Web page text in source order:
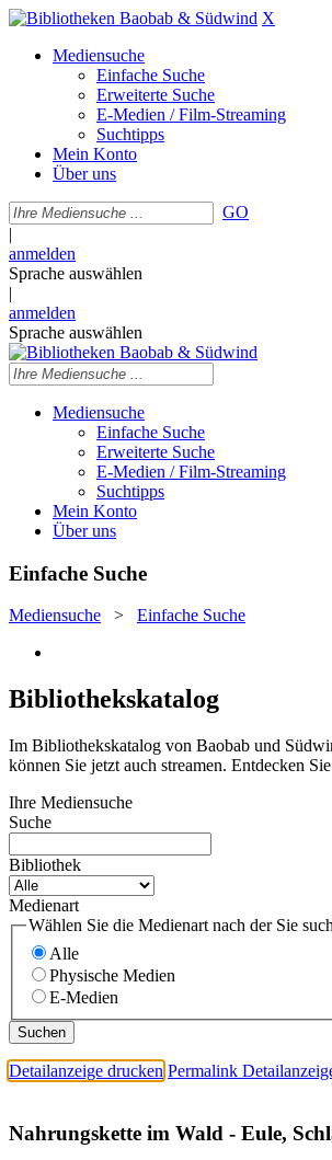
X
Mediensuche
Einfache Suche
Erweiterte Suche
E-Medien / Film-Streaming
Suchtipps
Mein Konto
Über uns
GO
|
anmelden
Sprache auswählen
|
anmelden
Sprache auswählen
Mediensuche
Einfache Suche
Erweiterte Suche
E-Medien / Film-Streaming
Suchtipps
Mein Konto
Über uns
Einfache Suche
Mediensuche > Einfache Suche
Bibliothekskatalog
Im Bibliothekskatalog von Baobab und
können Sie jetzt auch streamen. Entdecken
Ihre Mediensuche
Suche
Bibliothek
Medienart
Wählen Sie die Medienart nach der Sie
Alle
Physische Medien
E-Medien
Detailanzeige drucken Permalink
Nahrungskette im Wald - Eule,